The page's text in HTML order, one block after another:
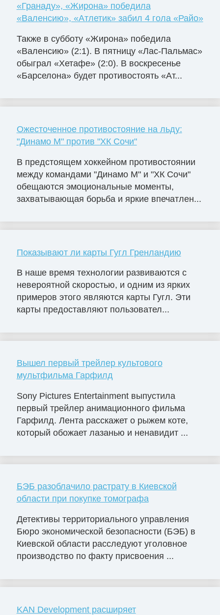
«Гранаду», «Жирона» победила
«Валенсию», «Атлетик» забил 4 гола «Райо»
Также в субботу «Жирона» победила
«Валенсию» (2:1). В пятницу «Лас-Пальмас»
обыграл «Хетафе» (2:0). В воскресенье
«Барселона» будет противостоять «Ат...
Ожесточенное противостояние на льду:
"Динамо М" против "ХК Сочи"
В предстоящем хоккейном противостоянии
между командами "Динамо М" и "ХК Сочи"
обещаются эмоциональные моменты,
захватывающая борьба и яркие впечатлен...
Показывают ли карты Гугл Гренландию
В наше время технологии развиваются с
невероятной скоростью, и одним из ярких
примеров этого являются карты Гугл. Эти
карты предоставляют пользовател...
Вышел первый трейлер культового
мультфильма Гарфилд
Sony Pictures Entertainment выпустила
первый трейлер анимационного фильма
Гарфилд. Лента расскажет о рыжем коте,
который обожает лазанью и ненавидит ...
БЭБ разоблачило растрату в Киевской
области при покупке томографа
Детективы территориального управления
Бюро экономической безопасности (БЭБ) в
Киевской области расследуют уголовное
производство по факту присвоения ...
KAN Development расширяет